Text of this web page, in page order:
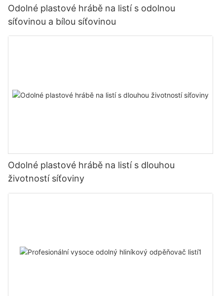
Odolné plastové hrábě na listí s odolnou
síťovinou a bílou síťovinou
Odolné plastové hrábě na listí s dlouhou
životností síťoviny